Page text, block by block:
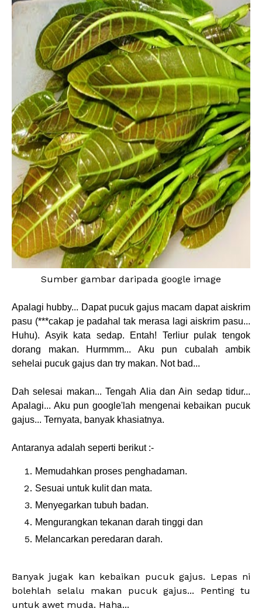
Sumber gambar daripada google image
Apalagi hubby... Dapat pucuk gajus macam dapat aiskrim
pasu (***cakap je padahal tak merasa lagi aiskrim pasu...
Huhu). Asyik kata sedap. Entah! Terliur pulak tengok
dorang makan. Hurmmm... Aku pun cubalah ambik
sehelai pucuk gajus dan try makan. Not bad...
Dah selesai makan... Tengah Alia dan Ain sedap tidur...
Apalagi... Aku pun google'lah mengenai kebaikan pucuk
gajus... Ternyata, banyak khasiatnya.
Antaranya adalah seperti berikut :-
Memudahkan proses penghadaman.
Sesuai untuk kulit dan mata.
Menyegarkan tubuh badan.
Mengurangkan tekanan darah tinggi dan
Melancarkan peredaran darah.
Banyak jugak kan kebaikan pucuk gajus. Lepas ni
bolehlah selalu makan pucuk gajus... Penting tu
untuk awet muda. Haha...